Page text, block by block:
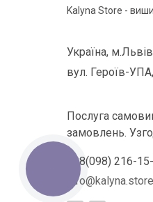
Kalyna Store -
Україна, м.Львів
вул. Героїв-
Послуга
замовлень.
+38(098) 216-
info@kalyna.store